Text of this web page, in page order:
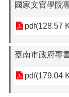
國家文官學院
pdf(128.57
臺南市政府專
pdf(179.04